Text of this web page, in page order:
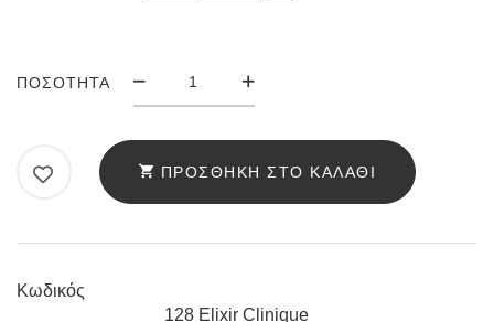
ΠΟΣΌΤΗΤΑ
ΆΡΩΜΑ
ANELLO
ΠΡΟΣΘΉΚΗ ΣΤΟ ΚΑΛΆΘΙ
Κωδικός
128 Elixir Clinique